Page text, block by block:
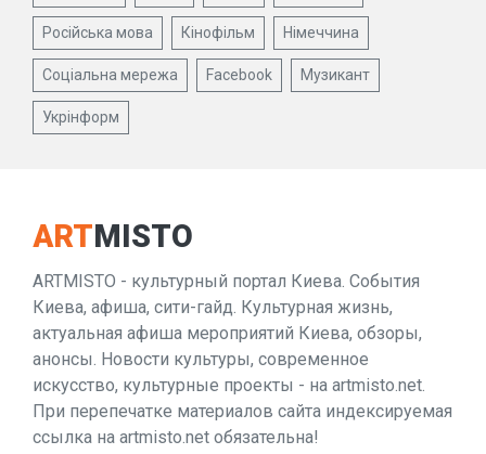
Російська мова Кінофільм Німеччина
Соціальна мережа Facebook Музикант
Укрінформ
ARTMISTO
ARTMISTO - культурный портал Киева. События
Киева, афиша, сити-гайд. Культурная жизнь,
актуальная афиша мероприятий Киева, обзоры,
анонсы. Новости культуры, современное
искусство, культурные проекты - на artmisto.net.
При перепечатке материалов сайта индексируемая
ссылка на artmisto.net обязательна!